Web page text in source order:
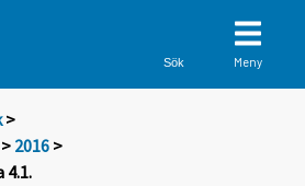
Sök Meny
>
2016 >